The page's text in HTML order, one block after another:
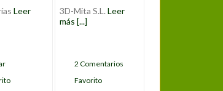
Leer
3D-Mita S.L.Leer
más [...]
2 Comentarios
Favorito